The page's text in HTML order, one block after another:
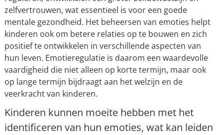
zelfvertrouwen, wat essentieel is voor een goede
mentale gezondheid. Het beheersen van emoties helpt
kinderen ook om betere relaties op te bouwen en zich
positief te ontwikkelen in verschillende aspecten van
hun leven. Emotieregulatie is daarom een waardevolle
vaardigheid die niet alleen op korte termijn, maar ook
op lange termijn bijdraagt aan het welzijn en de
veerkracht van kinderen.
Kinderen kunnen moeite hebben met het
identificeren van hun emoties, wat kan leiden